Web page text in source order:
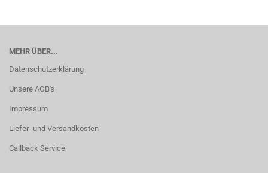
MEHR ÜBER...
Datenschutzerklärung
Unsere AGB's
Impressum
Liefer- und Versandkosten
Callback Service